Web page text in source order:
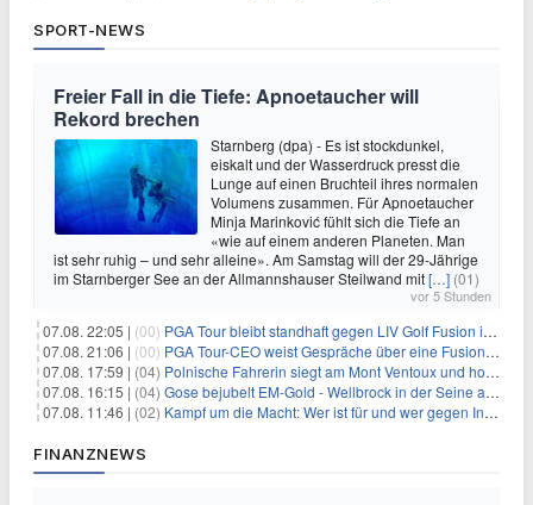
SPORT-NEWS
Freier Fall in die Tiefe: Apnoetaucher will
Rekord brechen
Starnberg (dpa) - Es ist stockdunkel,
eiskalt und der Wasserdruck presst die
Lunge auf einen Bruchteil ihres normalen
Volumens zusammen. Für Apnoetaucher
Minja Marinković fühlt sich die Tiefe an
«wie auf einem anderen Planeten. Man
ist sehr ruhig – und sehr alleine». Am Samstag will der 29-Jährige
im Starnberger See an der Allmannshauser Steilwand mit[…] (01)
vor 5 Stunden
07.08. 22:05 | (00) PGA Tour bleibt standhaft gegen LIV Golf Fusion in einem sich wandelnden Sportumfeld
07.08. 21:06 | (00) PGA Tour-CEO weist Gespräche über eine Fusion mit LIV Golf zurück und bekräftigt die Wettbewerbslandschaft
07.08. 17:59 | (04) Polnische Fahrerin siegt am Mont Ventoux und holt Tour-Gelb
07.08. 16:15 | (04) Gose bejubelt EM-Gold - Wellbrock in der Seine ausgebremst
07.08. 11:46 | (02) Kampf um die Macht: Wer ist für und wer gegen Infantino?
FINANZNEWS